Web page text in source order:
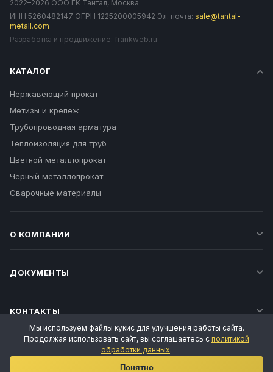
2022–2026 ООО ГК Тантал, Москва
ИНН 5260482147 ОГРН 1225200005942 Эл. почта: sale@tantal-
metall.com
Разработка и продвижение: frankweb.ru
КАТАЛОГ
Нержавеющий прокат
Метизы и крепеж
Трубопроводная арматура
Теплоизоляция для труб
Цветной металлопрокат
Черный металлопрокат
Сварочные материалы
О КОМПАНИИ
ДОКУМЕНТЫ
КОНТАКТЫ
Мы используем файлы кукис для улучшения работы сайта.
Продолжая использовать сайт, вы соглашаетесь с политикой
обработки данных.
Понятно